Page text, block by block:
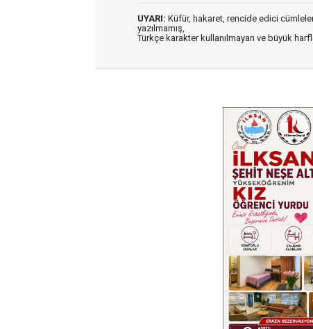
UYARI: Küfür, hakaret, rencide edici
yazılmamış,
Türkçe karakter kullanılmayan ve büyük